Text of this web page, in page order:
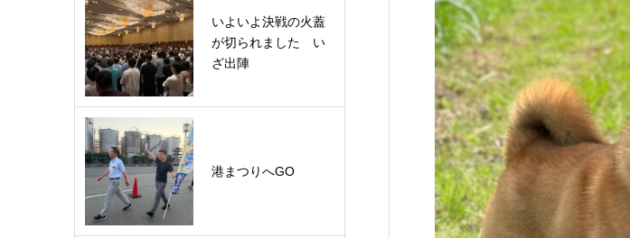
いよいよ決戦の火蓋
が切られました い
ざ出陣
港まつりへGO